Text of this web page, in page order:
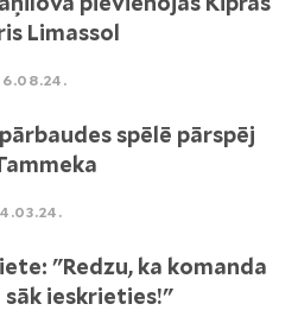
Limassol
spēlē pārspēj
"Redzu, ka komanda
sāk ieskrieties!"